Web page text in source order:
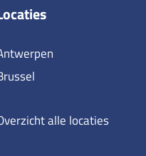
alle locaties